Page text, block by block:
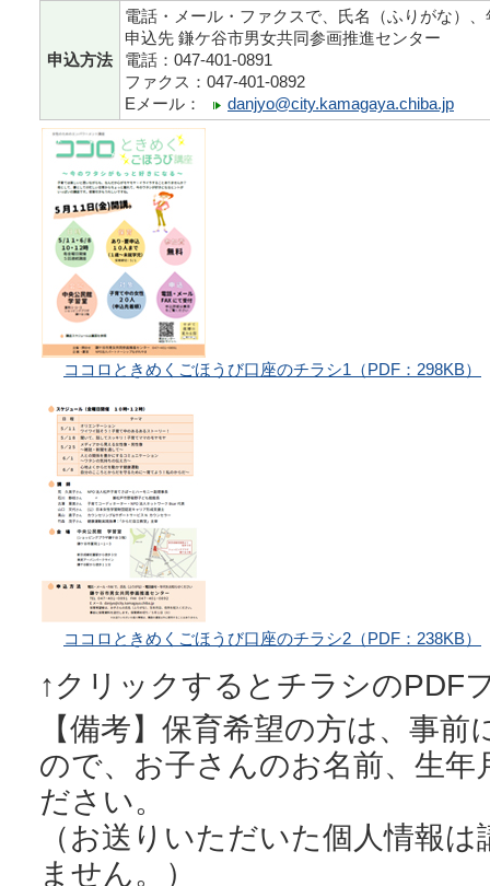
申込方法
電話・メール・ファクスで、氏名（ふりがな）
申込先 鎌ケ谷市男女共同参画推進センター
電話：047-401-0891
ファクス：047-401-0892
Eメール：
danjyo@city.kamagaya.chiba.jp
ココロときめくごほうび口座のチラシ1 （PDF：298KB）
ココロときめくごほうび口座のチラシ2 （PDF：238KB）
↑クリックするとチラシのPDF
【備考】保育希望の方は、事
ので、お子さんのお名前、生
ださい。
（お送りいただいた個人情報
ません。）